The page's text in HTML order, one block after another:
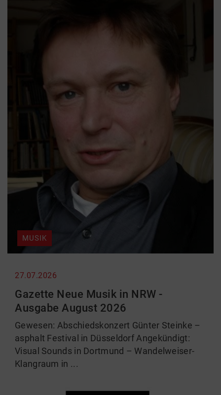
27.07.2026
Gazette Neue Musik in NRW -
Ausgabe August 2026
Gewesen: Abschiedskonzert Günter Steinke –
asphalt Festival in Düsseldorf Angekündigt:
Visual Sounds in Dortmund – Wandelweiser-
Klangraum in ...
MUSIK